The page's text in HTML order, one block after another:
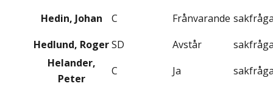
Hedin, Johan C Frånvarande
Hedlund, RogerSD Avstår
Helander,
Peter
C Ja